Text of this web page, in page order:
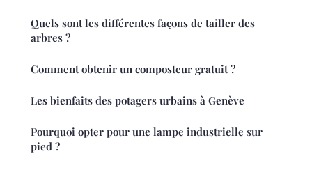
Quels sont les différentes façons de tailler des
arbres ?
Comment obtenir un composteur gratuit ?
Les bienfaits des potagers urbains à Genève
Pourquoi opter pour une lampe industrielle sur
pied ?